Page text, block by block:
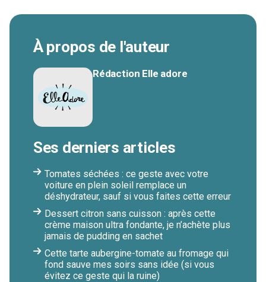
À propos de l'auteur
Rédaction Elle adore
Ses derniers articles
Tomates séchées : ce geste avec votre
voiture en plein soleil remplace un
déshydrateur, sauf si vous faites cette erreur
Dessert citron sans cuisson : après cette
crème maison ultra fondante, je n’achète plus
jamais de pudding en sachet
Cette tarte aubergine-tomate au fromage qui
fond sauve mes soirs sans idée (si vous
évitez ce geste qui la ruine)